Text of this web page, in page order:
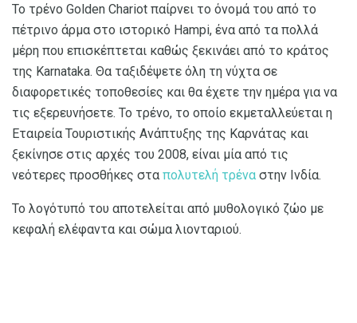
Το τρένο Golden Chariot παίρνει το όνομά του από το
πέτρινο άρμα στο ιστορικό Hampi, ένα από τα πολλά
μέρη που επισκέπτεται καθώς ξεκινάει από το κράτος
της Karnataka. Θα ταξιδέψετε όλη τη νύχτα σε
διαφορετικές τοποθεσίες και θα έχετε την ημέρα για να
τις εξερευνήσετε. Το τρένο, το οποίο εκμεταλλεύεται η
Εταιρεία Τουριστικής Ανάπτυξης της Καρνάτας και
ξεκίνησε στις αρχές του 2008, είναι μία από τις
νεότερες προσθήκες στα πολυτελή τρένα στην Ινδία.
Το λογότυπό του αποτελείται από μυθολογικό ζώο με
κεφαλή ελέφαντα και σώμα λιονταριού.